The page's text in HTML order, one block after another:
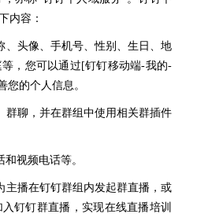
内容：
、头像、手机号、性别、生日、地
，您可以通过[钉钉移动端-我的-
您的个人信息。
群聊，并在群组中使用相关群插件
和视频电话等。
主播在钉钉群组内发起群直播，或
钉钉群直播，实现在线直播培训